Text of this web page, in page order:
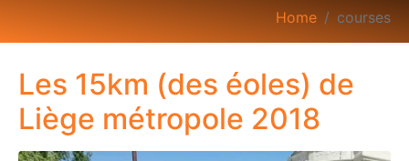
Home courses
Les 15km (des éoles) de
Liège métropole 2018